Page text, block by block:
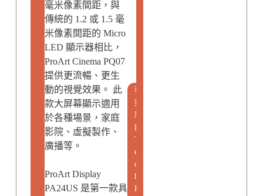
毫米像素間距，與
傳統的 1.2 或 1.5 毫
米像素間距的 Micro
LED 顯示器相比，
ProArt Cinema PQ07
提供更流暢、更生
動的視覺效果。 此
款大屏幕顯示適用
於各種場景，家庭
影院、虛擬製作、
廣播等。
ProArt Display
PA24US 是第一款具
科
技
新
創
T
e
c
h
H